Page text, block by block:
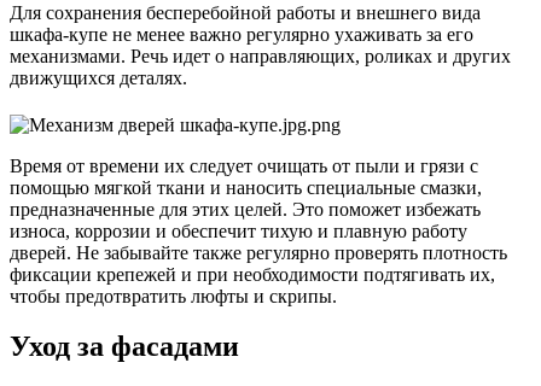
Для сохранения бесперебойной работы и внешнего вида
шкафа-купе не менее важно регулярно ухаживать за его
механизмами. Речь идет о направляющих, роликах и других
движущихся деталях.
Время от времени их следует очищать от пыли и грязи с
помощью мягкой ткани и наносить специальные смазки,
предназначенные для этих целей. Это поможет избежать
износа, коррозии и обеспечит тихую и плавную работу
дверей. Не забывайте также регулярно проверять плотность
фиксации крепежей и при необходимости подтягивать их,
чтобы предотвратить люфты и скрипы.
Уход за фасадами